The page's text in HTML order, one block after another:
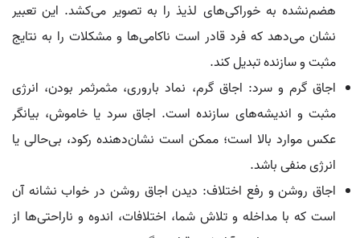
هضم‌نشده به خوراکی‌های لذیذ را به تصویر می‌کشد. این تعبیر
نشان می‌دهد که فرد قادر است ناکامی‌ها و مشکلات را به نتایج
مثبت و سازنده تبدیل کند.
اجاق گرم و سرد: اجاق گرم، نماد باروری، مثمرثمر بودن، انرژی
مثبت و اندیشه‌های سازنده است. اجاق سرد یا خاموش، بیانگر
عکس موارد بالا است؛ ممکن است نشان‌دهنده رکود، بی‌حالی یا
انرژی منفی باشد.
اجاق روشن و رفع اختلاف: دیدن اجاق روشن در خواب نشانه آن
است که با مداخله و تلاش شما، اختلافات، اندوه و ناراحتی‌ها از